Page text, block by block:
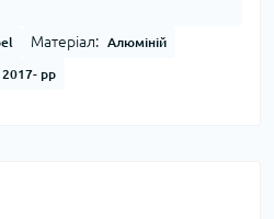
Матеріал: Алюміній
рр